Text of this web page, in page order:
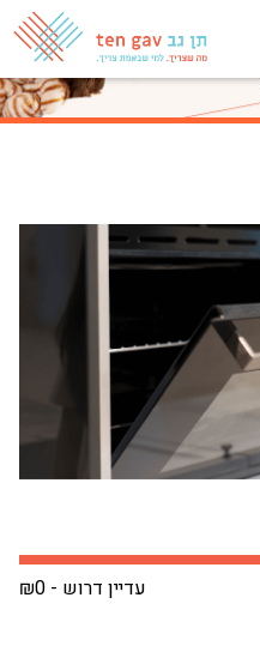
עדיין דרוש - ₪0